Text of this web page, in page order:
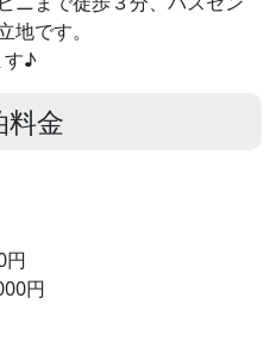
地です。
す♪
料金
円